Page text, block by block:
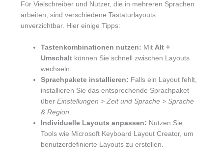
Für Vielschreiber und Nutzer, die in mehreren Sprachen
arbeiten, sind verschiedene Tastaturlayouts
unverzichtbar. Hier einige Tipps:
Tastenkombinationen nutzen: Mit Alt +
Umschaltkönnen Sie schnell zwischen Layouts
wechseln.
Sprachpakete installieren: Falls ein Layout fehlt,
installieren Sie das entsprechende Sprachpaket
über Einstellungen > Zeit und Sprache > Sprache
& Region.
Individuelle Layouts anpassen: Nutzen Sie
Tools wie Microsoft Keyboard Layout Creator, um
benutzerdefinierte Layouts zu erstellen.